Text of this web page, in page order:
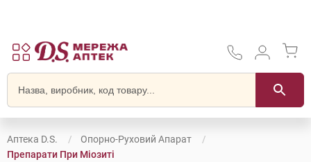
Аптека D.S.
Опорно-Руховий Апарат
Препарати При Міозиті